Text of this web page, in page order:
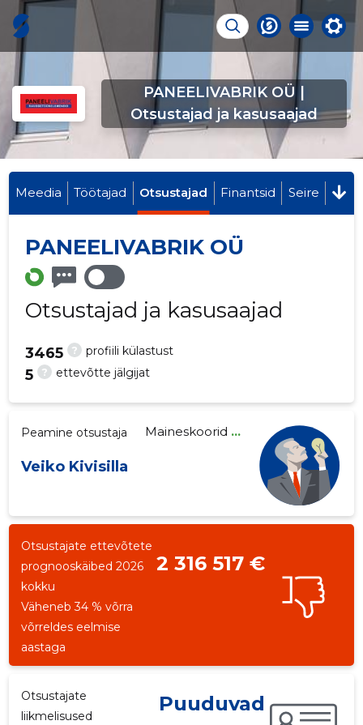
PANEELIVABRIK OÜ |
Otsustajad ja kasusaajad
Meedia Töötajad Otsustajad Finantsid Seire
PANEELIVABRIK OÜ
Otsustajad ja kasusaajad
? profiili külastust
3465
? ettevõtte jälgijat
5
Peamine otsustaja
Veiko Kivisilla
Maineskoorid ...
Otsustajate ettevõtete
prognooskäibed 2026
kokku
2 316 517 €
Väheneb 34 % võrra
võrreldes eelmise
aastaga
Otsustajate
liikmelisused
Puuduvad